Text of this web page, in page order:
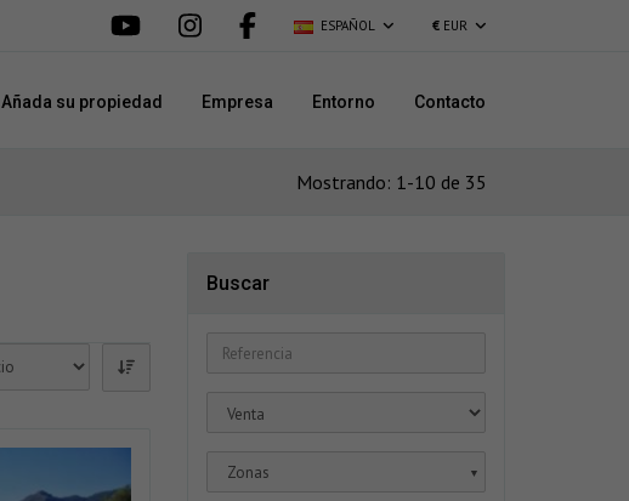
ESPAÑOL € EUR
Añada su propiedad Empresa Entorno Contacto
Mostrando: 1-10 de 35
Buscar
Zonas ▼